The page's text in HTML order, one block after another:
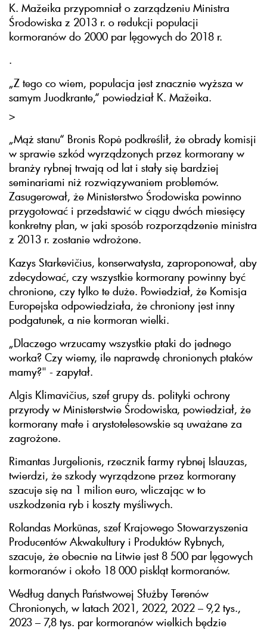
K. Mažeika przypomniał o zarządzeniu Ministra
Środowiska z 2013 r. o redukcji populacji
kormoranów do 2000 par lęgowych do 2018 r.
.
„Z tego co wiem, populacja jest znacznie wyższa w
samym Juodkrante,“ powiedział K. Mažeika.
>
„Mąż stanu“ Bronis Ropė podkreślił, że obrady komisji
w sprawie szkód wyrządzonych przez kormorany w
branży rybnej trwają od lat i stały się bardziej
seminariami niż rozwiązywaniem problemów.
Zasugerował, że Ministerstwo Środowiska powinno
przygotować i przedstawić w ciągu dwóch miesięcy
konkretny plan, w jaki sposób rozporządzenie ministra
z 2013 r. zostanie wdrożone.
Kazys Starkevičius, konserwatysta, zaproponował, aby
zdecydować, czy wszystkie kormorany powinny być
chronione, czy tylko te duże. Powiedział, że Komisja
Europejska odpowiedziała, że chroniony jest inny
podgatunek, a nie kormoran wielki.
„Dlaczego wrzucamy wszystkie ptaki do jednego
worka? Czy wiemy, ile naprawdę chronionych ptaków
mamy?" - zapytał.
Algis Klimavičius, szef grupy ds. polityki ochrony
przyrody w Ministerstwie Środowiska, powiedział, że
kormorany małe i arystotelesowskie są uważane za
zagrożone.
Rimantas Jurgelionis, rzecznik farmy rybnej Islauzas,
twierdzi, że szkody wyrządzone przez kormorany
szacuje się na 1 milion euro, wliczając w to
uszkodzenia ryb i koszty myśliwych.
Rolandas Morkūnas, szef Krajowego Stowarzyszenia
Producentów Akwakultury i Produktów Rybnych,
szacuje, że obecnie na Litwie jest 8 500 par lęgowych
kormoranów i około 18 000 piskląt kormoranów.
Według danych Państwowej Służby Terenów
Chronionych, w latach 2021, 2022, 2022 – 9,2 tys.,
2023 – 7,8 tys. par kormoranów wielkich będzie